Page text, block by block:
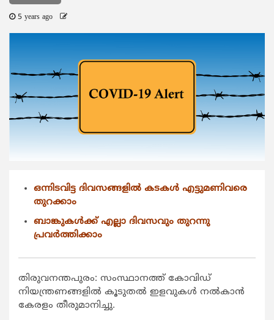
5 years ago
ഒന്നിടവിട്ട ദിവസങ്ങളില്‍ കടകള്‍ എട്ടുമണിവരെ
തുറക്കാം
ബാങ്കുകള്‍ക്ക് എല്ലാ ദിവസവും തുറന്നു
പ്രവര്‍ത്തിക്കാം
തിരുവനന്തപുരം: സംസ്ഥാനത്ത് കോവിഡ്
നിയന്ത്രണങ്ങളില്‍ കൂടുതല്‍ ഇളവുകള്‍ നല്‍കാന്‍
കേരളം തീരുമാനിച്ചു.